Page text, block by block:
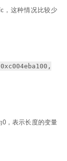
，这种情况比较少
，表示长度的变量